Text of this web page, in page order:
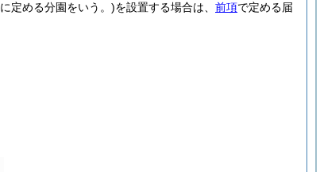
に定める分園をいう。)を設置する場合は、 前項で定める届